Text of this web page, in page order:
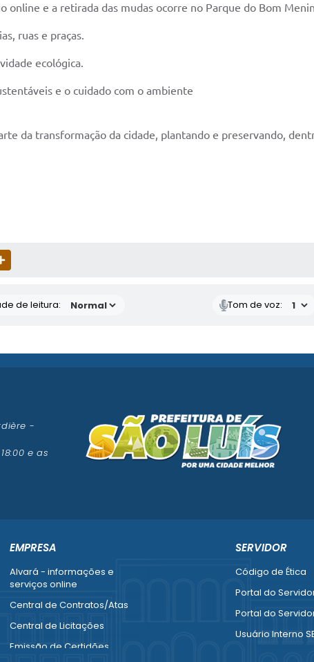
e a retirada das mudas ocorre no Parque do Bom
ruas e praças.
ecológica.
e o cuidado com o ambiente
da transformação da cidade, plantando e preservando,
de leitura: Tom de voz:
EMPRESA
Alvará - informações e
serviços online
Central de Contratos/Atas
Central de Licitações
Emissão de Certidões
SERVIDOR
Código de Ética
Portal do
Portal do
Usuário Interno
-
e as